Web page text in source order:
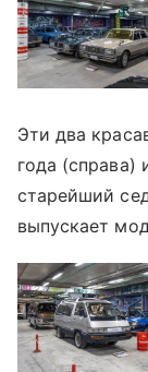
Эти два
года (справа)
старейший
выпускает